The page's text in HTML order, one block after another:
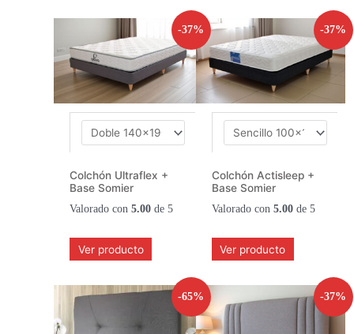
-37%
Colchón Ultraflex +
Base Somier
Valorado con5.00 de 5
Ver producto
-37%
Colchón Actisleep +
Base Somier
Valorado con5.00 de 5
Ver producto
-65% -37%